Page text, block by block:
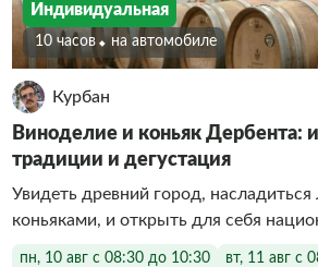
Индивидуальная
10 часов На автомобиле
Курбан
Виноделие и коньяк Дербента:
традиции и дегустация
Увидеть древний город,
коньяками, и открыть для себя
пн, 10 авг с 08:30 до 10:30 вт, 11 авг с